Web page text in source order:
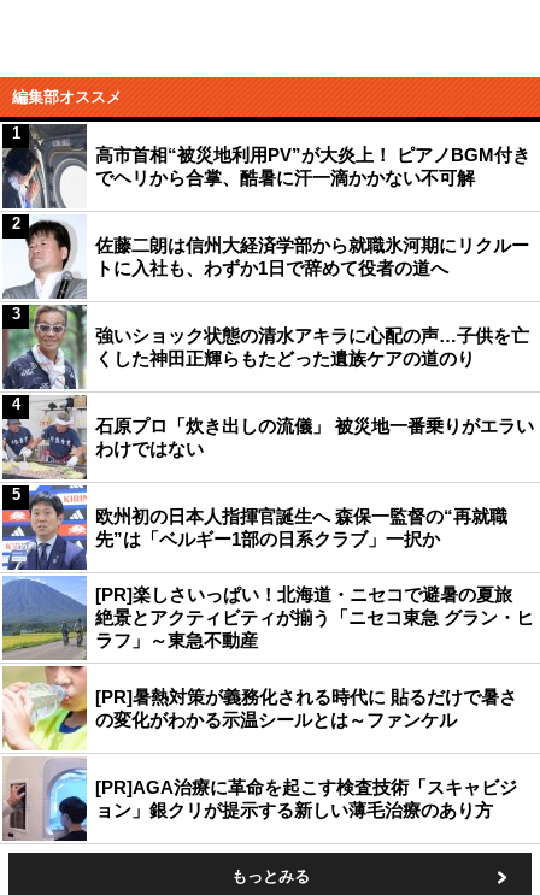
編集部オススメ
高市首相“被災地利用PV”が大炎上！ ピアノBGM付き
でヘリから合掌、酷暑に汗一滴かかない不可解
1
佐藤二朗は信州大経済学部から就職氷河期にリクルー
トに入社も、わずか1日で辞めて役者の道へ
2
強いショック状態の清水アキラに心配の声…子供を亡
くした神田正輝らもたどった遺族ケアの道のり
3
石原プロ「炊き出しの流儀」 被災地一番乗りがエラい
わけではない
4
欧州初の日本人指揮官誕生へ 森保一監督の“再就職
先”は「ベルギー1部の日系クラブ」一択か
5
[PR]楽しさいっぱい！北海道・ニセコで避暑の夏旅
絶景とアクティビティが揃う「ニセコ東急 グラン・ヒ
ラフ」～東急不動産
[PR]暑熱対策が義務化される時代に 貼るだけで暑さ
の変化がわかる示温シールとは～ファンケル
[PR]AGA治療に革命を起こす検査技術「スキャビジ
ョン」銀クリが提示する新しい薄毛治療のあり方
もっとみる